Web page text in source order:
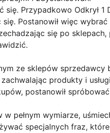
się. Przypadkowo Odkrył
się. Postanowił więc
się po
ze sklepów
produkty i
postanowił
w pełnym wymiarze,
specjalnych fraz,